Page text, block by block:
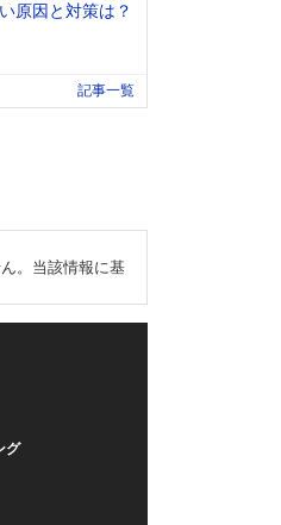
原因と対策は？
記事一覧
。当該情報に基
グ